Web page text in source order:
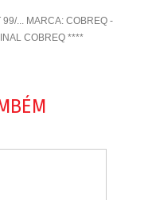
... MARCA: COBREQ -
COBREQ ****